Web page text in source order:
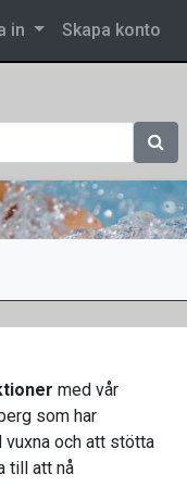
in Skapa konto
Sök
med vår
som har
vuxna och att stötta
till att nå